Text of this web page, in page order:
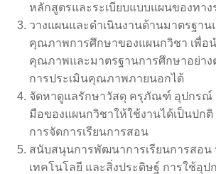
หลักสูตรและระเบียบแบบแผนของทาง
วางแผนและดำเนินงานด้านมาตรฐาน
คุณภาพการศึกษาของแผนกวิชา เพื่อ
คุณภาพและมาตรฐานการศึกษาอย่าง
การประเมินคุณภาพภายนอกได้
จัดหาดูแลรักษาวัสดุ ครุภัณฑ์ อุปกรณ์
มือของแผนกวิชาให้ใช้งานได้เป็นปกติ
การจัดการเรียนการสอน
สนับสนุนการพัฒนาการเรียนการสอน
เทคโนโลยี และสิ่งประดิษฐ์ การใช้อุป